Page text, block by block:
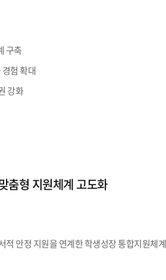
구축
험 확대
강화
춤형 지원체계 고도화
적 안정 지원을 연계한 학생성장 통합지원체계